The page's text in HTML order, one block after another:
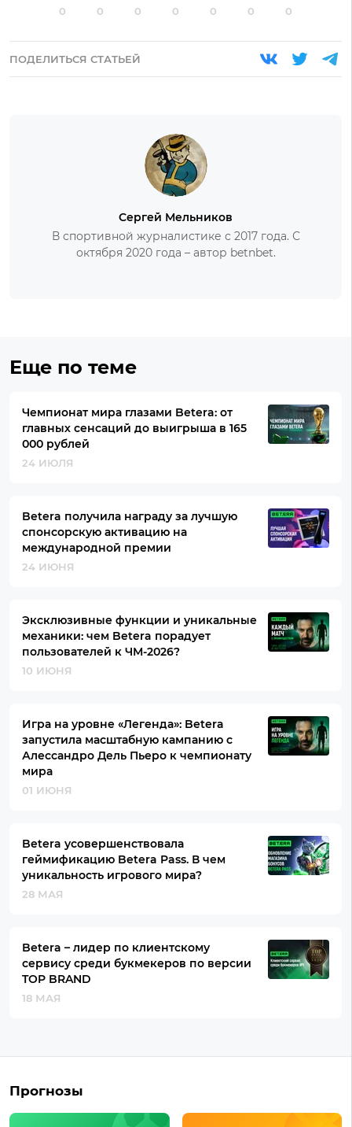
0 0 0 0 0 0 0
ПОДЕЛИТЬСЯ СТАТЬЕЙ
Сергей Мельников
В спортивной журналистике с 2017 года. С
октября 2020 года – автор betnbet.
Еще по теме
Чемпионат мира глазами Betera: от
главных сенсаций до выигрыша в 165
000 рублей
24 ИЮЛЯ
Betera получила награду за лучшую
спонсорскую активацию на
международной премии
24 ИЮНЯ
Эксклюзивные функции и уникальные
механики: чем Betera порадует
пользователей к ЧМ-2026?
10 ИЮНЯ
Игра на уровне «Легенда»: Betera
запустила масштабную кампанию с
Алессандро Дель Пьеро к чемпионату
мира
01 ИЮНЯ
Betera усовершенствовала
геймификацию Betera Pass. В чем
уникальность игрового мира?
28 МАЯ
Betera – лидер по клиентскому
сервису среди букмекеров по версии
TOP BRAND
18 МАЯ
Прогнозы